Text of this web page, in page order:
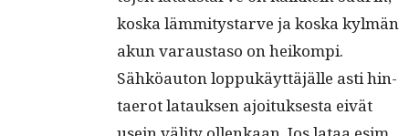
kos­ka läm­mi­tys­tarve ja kos­ka kylmän
akun varaus­ta­so on heikom­pi.
Sähköau­ton lop­pukäyt­täjälle asti hin­
taerot latauk­sen ajoituk­ses­ta eivät